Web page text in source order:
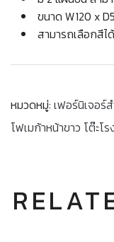
ขนาด W120 x
สามารถเลือกสีได้
หมวดหมู่: เฟอร์นิเจอร์
โฟเมก้าหน้าขาว โต๊ะโร